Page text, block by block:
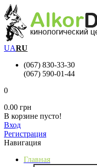
UARU
(067) 830-33-30
(067) 590-01-44
0
0.00 грн
В корзине пусто!
Вход
Регистрация
Навигация
Главная